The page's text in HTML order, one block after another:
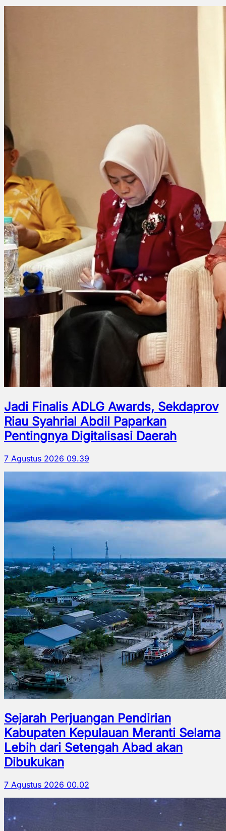
Jadi Finalis ADLG Awards, Sekdaprov
Riau Syahrial Abdil Paparkan
Pentingnya Digitalisasi Daerah
7 Agustus 2026 09.39
Sejarah Perjuangan Pendirian
Kabupaten Kepulauan Meranti Selama
Lebih dari Setengah Abad akan
Dibukukan
7 Agustus 2026 00.02